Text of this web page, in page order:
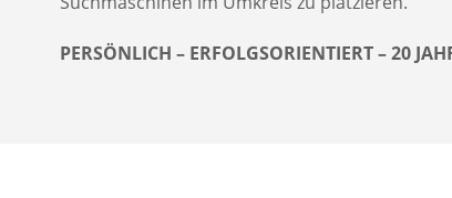
PERSÖNLICH – ERFOLGSORIENTIERT – 20